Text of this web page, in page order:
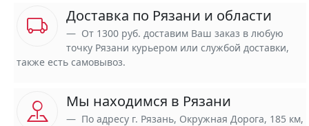
Доставка по Рязани и области
От 1300 руб. доставим Ваш заказ в любую
точку Рязани курьером или службой доставки,
также есть самовывоз.
Мы находимся в Рязани
По адресу г. Рязань, Окружная Дорога, 185 км,